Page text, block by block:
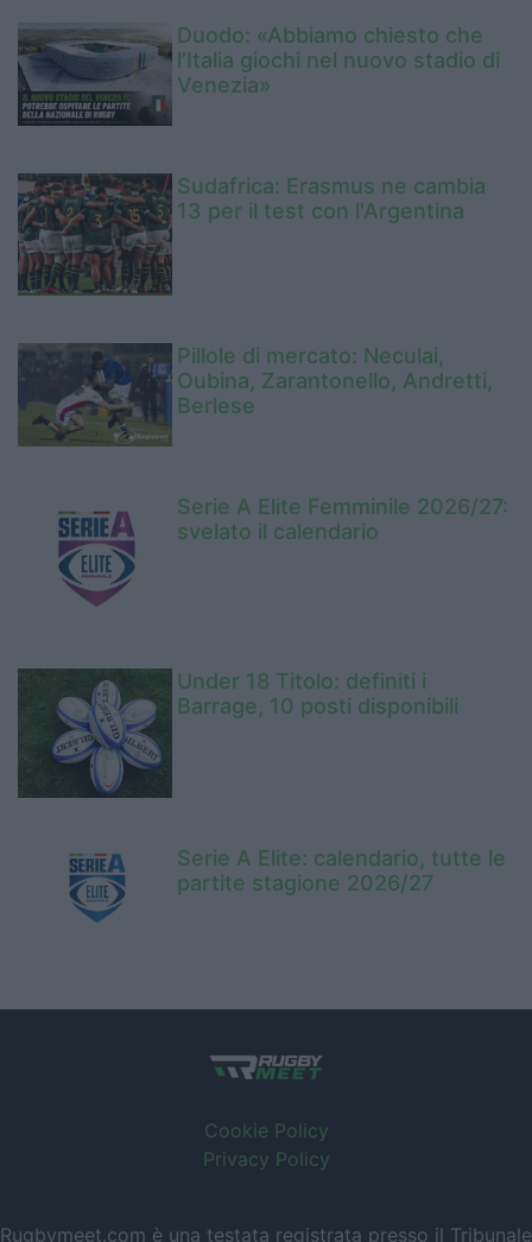
Duodo: «Abbiamo chiesto che
l’Italia giochi nel nuovo stadio di
Venezia»
Sudafrica: Erasmus ne cambia
13 per il test con l'Argentina
Pillole di mercato: Neculai,
Oubina, Zarantonello, Andretti,
Berlese
Serie A Elite Femminile 2026/27:
svelato il calendario
Under 18 Titolo: definiti i
Barrage, 10 posti disponibili
Serie A Elite: calendario, tutte le
partite stagione 2026/27
Cookie Policy
Privacy Policy
Rugbymeet.com è una testata registrata presso il Tribunale